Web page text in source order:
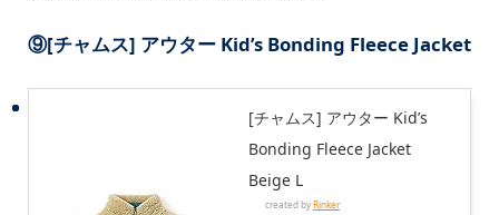
⑨[チャムス] アウター Kid’s Bonding Fleece Jacket
[チャムス] アウター Kid’s
Bonding Fleece Jacket
Beige L
created byRinker